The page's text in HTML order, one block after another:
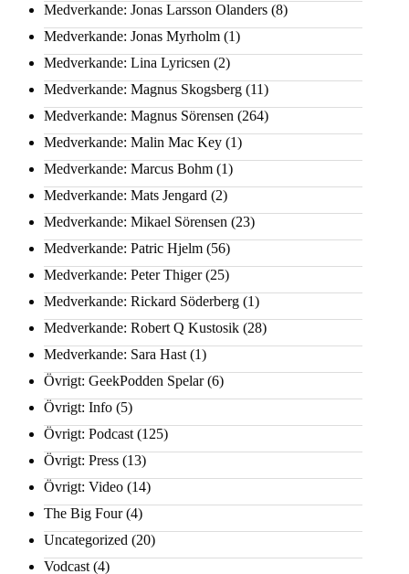
Medverkande: Jonas Larsson Olanders (8)
Medverkande: Jonas Myrholm (1)
Medverkande: Lina Lyricsen (2)
Medverkande: Magnus Skogsberg (11)
Medverkande: Magnus Sörensen (264)
Medverkande: Malin Mac Key (1)
Medverkande: Marcus Bohm (1)
Medverkande: Mats Jengard (2)
Medverkande: Mikael Sörensen (23)
Medverkande: Patric Hjelm (56)
Medverkande: Peter Thiger(25)
Medverkande: Rickard Söderberg (1)
Medverkande: Robert Q Kustosik (28)
Medverkande: Sara Hast (1)
Övrigt: GeekPodden Spelar(6)
Övrigt: Info (5)
Övrigt: Podcast (125)
Övrigt: Press (13)
Övrigt: Video (14)
The Big Four(4)
Uncategorized (20)
Vodcast (4)